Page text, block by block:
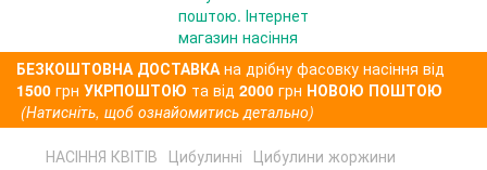
БЕЗКОШТОВНА ДОСТАВКАна дрібну фасовку насіння від
1500 грн УКРПОШТОЮ та від 2000 грн НОВОЮ ПОШТОЮ
(Натисніть, щоб ознайомитись детально)
НАСІННЯ КВІТІВ Цибулинні Цибулини жоржини